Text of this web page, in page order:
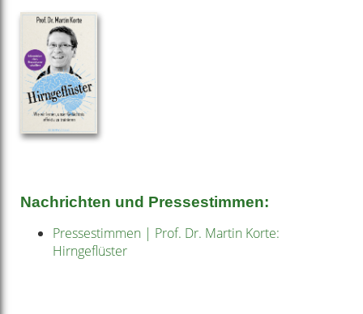
Nachrichten und Pressestimmen:
Pressestimmen | Prof. Dr. Martin Korte:
Hirngeflüster